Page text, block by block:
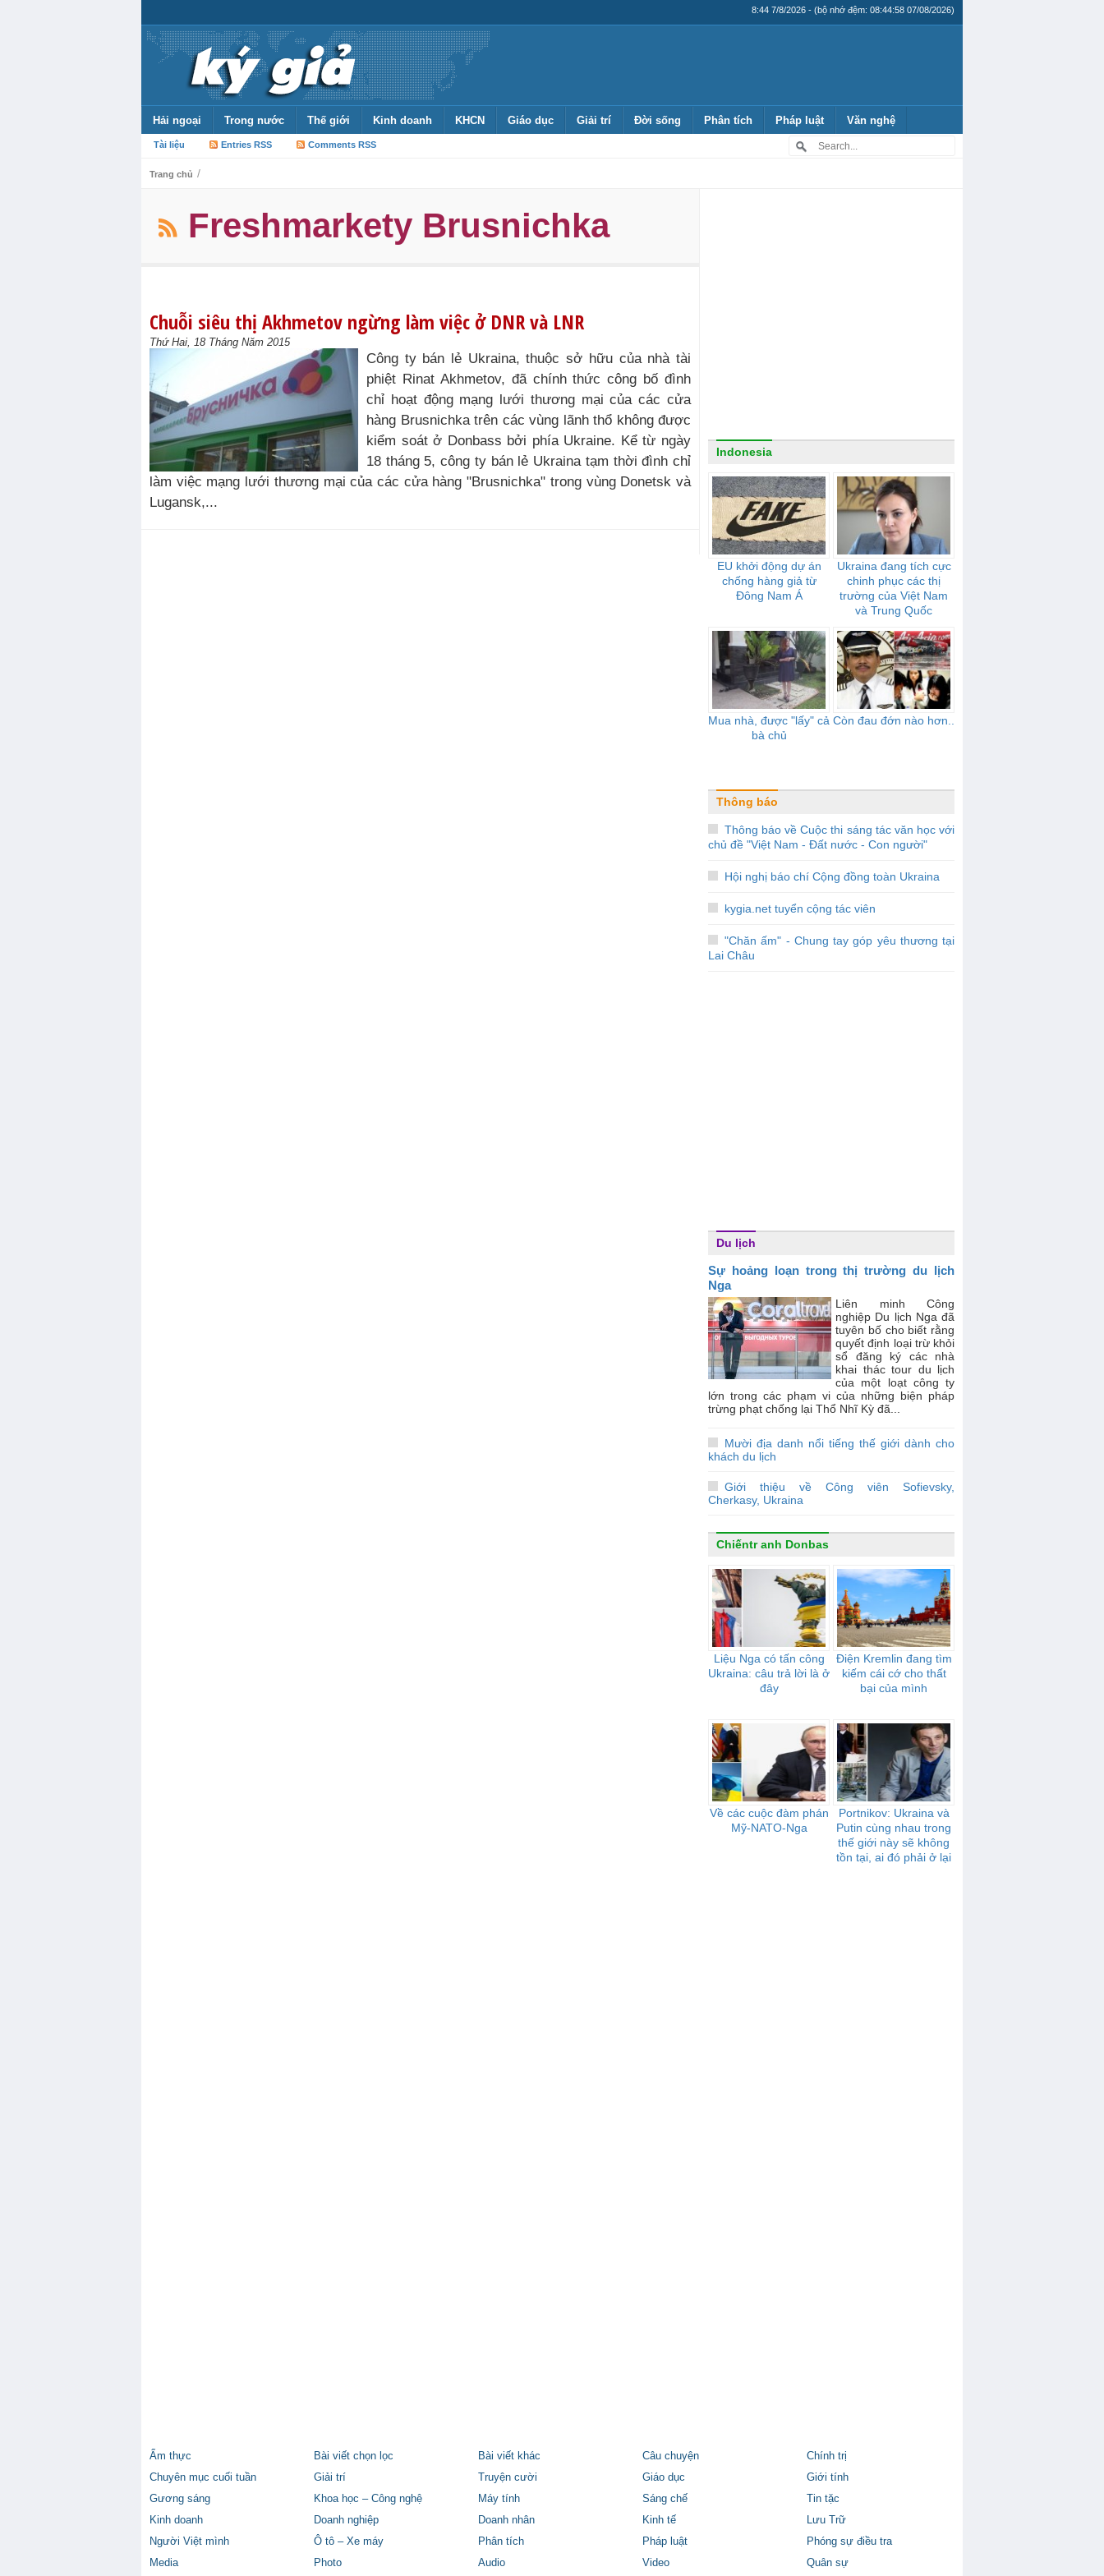
8:44 7/8/2026 - (bộ nhớ đệm: 08:44:58 07/08/2026)
Hải ngoại Trong nước Thế giới Kinh doanh KHCN Giáo dục Giải trí Đời sống Phân tích Pháp luật Văn nghệ
Tài liệu Entries RSS Comments RSS
Trang chủ /
Freshmarkety Brusnichka
Chuỗi siêu thị Akhmetov ngừng làm việc ở DNR và LNR
Thứ Hai, 18 Tháng Năm 2015
Công ty bán lẻ Ukraina, thuộc sở hữu của nhà tài
phiệt Rinat Akhmetov, đã chính thức công bố đình
chỉ hoạt động mạng lưới thương mại của các cửa
hàng Brusnichka trên các vùng lãnh thổ không được
kiểm soát ở Donbass bởi phía Ukraine. Kể từ ngày
18 tháng 5, công ty bán lẻ Ukraina tạm thời đình chỉ
làm việc mạng lưới thương mại của các cửa hàng "Brusnichka" trong vùng Donetsk và
Lugansk,...
Indonesia
EU khởi động dự án
chống hàng giả từ
Đông Nam Á
Ukraina đang tích cực
chinh phục các thị
trường của Việt Nam
và Trung Quốc
Mua nhà, được "lấy" cả
bà chủ
Còn đau đớn nào hơn..
Thông báo
Thông báo về Cuộc thi sáng tác văn học với
chủ đề "Việt Nam - Đất nước - Con người"
Hội nghị báo chí Cộng đồng toàn Ukraina
kygia.net tuyển cộng tác viên
"Chăn ấm" - Chung tay góp yêu thương tại
Lai Châu
Du lịch
Sự hoảng loạn trong thị trường du lịch
Nga
Liên minh Công
nghiệp Du lịch Nga đã
tuyên bố cho biết rằng
quyết định loại trừ khỏi
sổ đăng ký các nhà
khai thác tour du lịch
của một loạt công ty
lớn trong các phạm vi của những biện pháp
trừng phạt chống lại Thổ Nhĩ Kỳ đã...
Mười địa danh nổi tiếng thế giới dành cho
khách du lịch
Giới thiệu về Công viên Sofievsky,
Cherkasy, Ukraina
Chiếntr anh Donbas
Liệu Nga có tấn công
Ukraina: câu trả lời là ở
đây
Điện Kremlin đang tìm
kiếm cái cớ cho thất
bại của mình
Về các cuộc đàm phán
Mỹ-NATO-Nga
Portnikov: Ukraina và
Putin cùng nhau trong
thế giới này sẽ không
tồn tại, ai đó phải ở lại
Ẩm thực Bài viết chọn lọc Bài viết khác Câu chuyện
Chính trị
Chuyên mục cuối tuần
Giải trí Truyện cười Giáo dục
Giới tính
Gương sáng
Khoa học – Công nghệ Máy tính Sáng chế
Tin tặc
Kinh doanh
Doanh nghiệp Doanh nhân Kinh tế
Lưu Trữ
Người Việt mình
Ô tô – Xe máy Phân tích Pháp luật
Phóng sự điều tra
Media
Photo Audio Video Quân sự